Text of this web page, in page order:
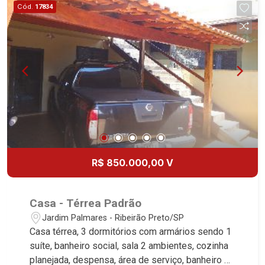
Cód. 17834
R$ 850.000,00 V
Casa - Térrea Padrão
Jardim Palmares - Ribeirão Preto/SP
Casa térrea, 3 dormitórios com armários sendo 1
suíte, banheiro social, sala 2 ambientes, cozinha
planejada, despensa, área de serviço, banheiro de